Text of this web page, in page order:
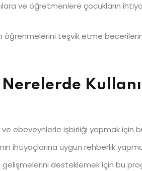
ve öğretmenlere çocukların
öğrenmelerini teşvik etme
ebeveynlerle işbirliği yapmak için
ihtiyaçlarına uygun rehberlik
gelişmelerini desteklemek için bu